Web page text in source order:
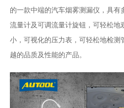
的一款中端的汽车烟雾测漏仪，具
流量计及可调流量计旋钮，可轻松地
小，可视化的压力表，可轻松地检
越的品质及性能的产品。